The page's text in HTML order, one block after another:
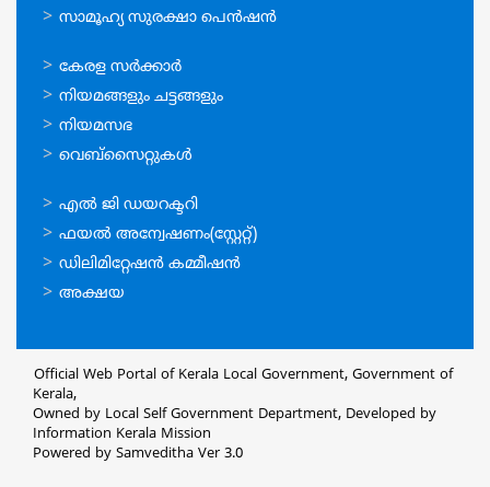
സാമൂഹ്യ സുരക്ഷാ പെന്‍ഷന്‍
ഉപയോഗപ്രദമായ
കണ്ണികള്‍
കേരള സര്‍ക്കാര്‍
നിയമങ്ങളും ചട്ടങ്ങളും
നിയമസഭ
വെബ്സൈറ്റുകള്‍
ഉപയോഗപ്രദമായ
കണ്ണികള്‍
എല്‍ ജി ഡയറക്ടറി
ഫയല്‍ അന്വേഷണം(സ്റ്റേറ്റ്)
ഡിലിമിറ്റേഷന്‍ കമ്മീഷന്‍
അക്ഷയ
Official Web Portal of Kerala Local Government, Government of
Kerala,
Owned by Local Self Government Department, Developed by
Information Kerala Mission
Powered by Samveditha Ver 3.0